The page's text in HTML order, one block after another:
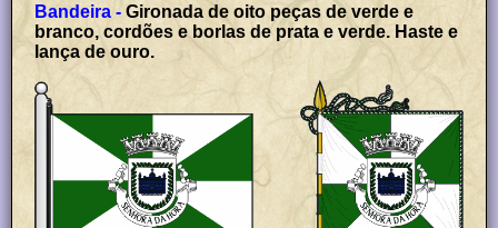
Bandeira - Gironada de oito peças de verde e
branco, cordões e borlas de prata e verde. Haste e
lança de ouro.